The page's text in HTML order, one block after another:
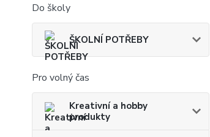
Do školy
ŠKOLNÍ POTŘEBY
Pro volný čas
Kreativní a hobby
produkty